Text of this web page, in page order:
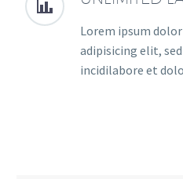


Lorem ipsum
adipisicing elit,
incidilabore et